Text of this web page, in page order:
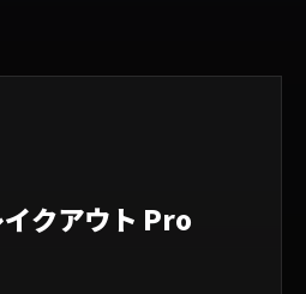
イクアウト Pro